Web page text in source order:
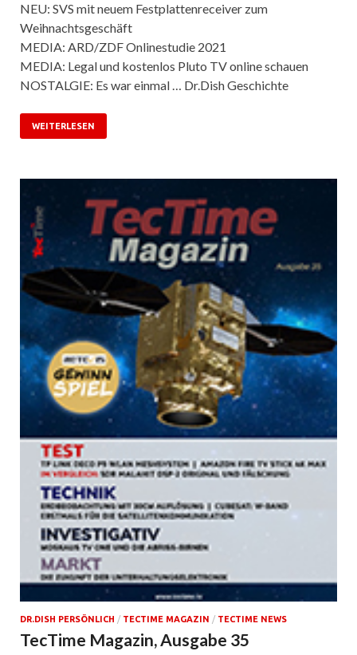
NEU: SVS mit neuem Festplattenreceiver zum
Weihnachtsgeschäft
MEDIA: ARD/ZDF Onlinestudie 2021
MEDIA: Legal und kostenlos Pluto TV online schauen
NOSTALGIE: Es war einmal … Dr.Dish Geschichte
WEITERLESEN
DR.DISH PERSÖNLICH / TECTIME MAGAZIN / TECTIME NEWS
TecTime Magazin, Ausgabe 35